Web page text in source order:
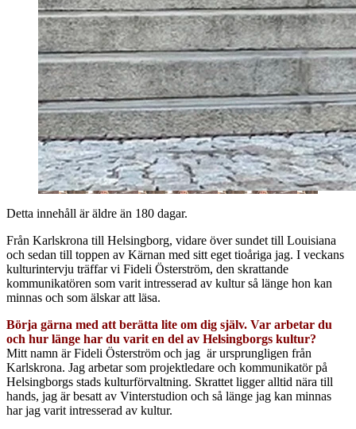
Detta innehåll är äldre än 180 dagar.
Från Karlskrona till Helsingborg, vidare över sundet till Louisiana
och sedan till toppen av Kärnan med sitt eget tioåriga jag. I veckans
kulturintervju träffar vi Fideli Österström, den skrattande
kommunikatören som varit intresserad av kultur så länge hon kan
minnas och som älskar att läsa.
Börja gärna med att berätta lite om dig själv. Var arbetar du
och hur länge har du varit en del av Helsingborgs kultur?
Mitt namn är Fideli Österström och jag är ursprungligen från
Karlskrona. Jag arbetar som projektledare och kommunikatör på
Helsingborgs stads kulturförvaltning. Skrattet ligger alltid nära till
hands, jag är besatt av Vinterstudion och så länge jag kan minnas
har jag varit intresserad av kultur.